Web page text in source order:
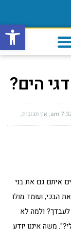
פתח
הים?
7:32 אין תגובות
איתם גם את בני
הבכי, ועומד מולו
ולמה לא
משה איננו יודע